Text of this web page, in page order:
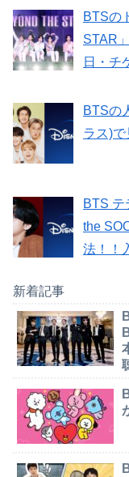
BTSの
STAR
日・チ
BTSの
ラス)で
BTS テ
the
法！！
新着記事